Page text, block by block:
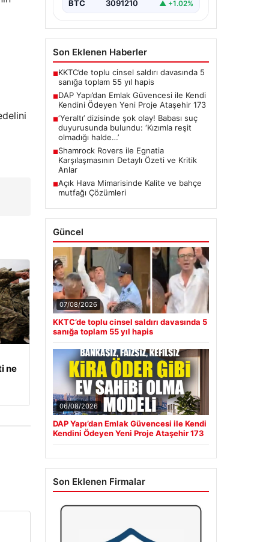
ne
BTC 3091210 ▲ +1.02%
Son Eklenen Haberler
■KKTC’de toplu cinsel saldırı davasında 5
sanığa toplam 55 yıl hapis
■DAP Yapı’dan Emlak Güvencesi ile Kendi
Kendini Ödeyen Yeni Proje Ataşehir 173
■‘Yeraltı’ dizisinde şok olay! Babası suç
duyurusunda bulundu: ‘Kızımla reşit
olmadığı halde…’
■Shamrock Rovers ile Egnatia
Karşılaşmasının Detaylı Özeti ve Kritik
Anlar
■Açık Hava Mimarisinde Kalite ve bahçe
mutfağı Çözümleri
Güncel
07/08/2026
KKTC’de toplu cinsel saldırı davasında 5
sanığa toplam 55 yıl hapis
06/08/2026
DAP Yapı’dan Emlak Güvencesi ile Kendi
Kendini Ödeyen Yeni Proje Ataşehir 173
Son Eklenen Firmalar